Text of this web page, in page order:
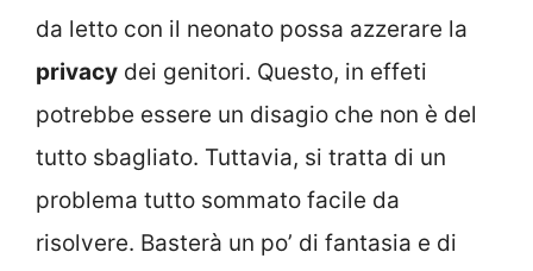
da letto con il neonato possa azzerare la
privacy dei genitori. Questo, in effeti
potrebbe essere un disagio che non è del
tutto sbagliato. Tuttavia, si tratta di un
problema tutto sommato facile da
risolvere. Basterà un po’ di fantasia e di